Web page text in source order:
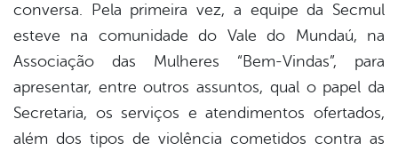
conversa. Pela primeira vez, a equipe da Secmul
esteve na comunidade do Vale do Mundaú, na
Associação das Mulheres “Bem-Vindas”, para
apresentar, entre outros assuntos, qual o papel da
Secretaria, os serviços e atendimentos ofertados,
além dos tipos de violência cometidos contra as